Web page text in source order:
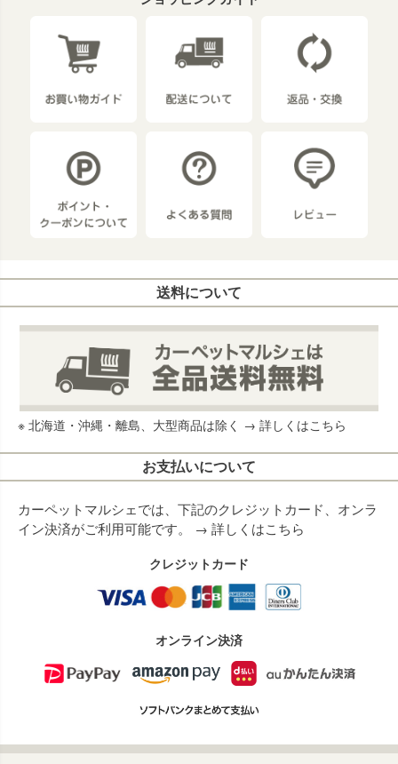
送料について
※ 北海道・沖縄・離島、大型商品は除く → 詳しくはこちら
お支払いについて
カーペットマルシェでは、下記のクレジットカード、オンラ
イン決済がご利用可能です。 → 詳しくはこちら
クレジットカード
オンライン決済